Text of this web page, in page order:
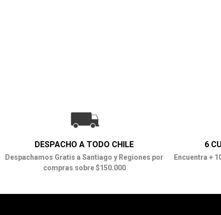
DESPACHO A TODO CHILE
Despachamos Gratis a Santiago y Regiones por
compras sobre $150.000
6
Encuentra +